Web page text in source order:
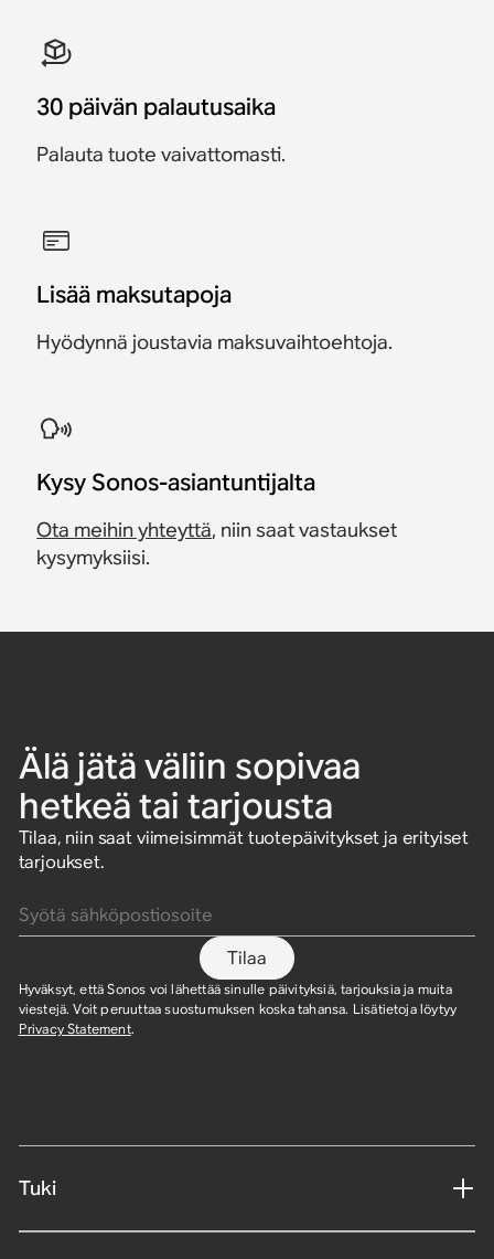
30 päivän palautusaika
Palauta tuote vaivattomasti.
Lisää maksutapoja
Hyödynnä joustavia maksuvaihtoehtoja.
Kysy Sonos-asiantuntijalta
Ota meihin yhteyttä, niin saat vastaukset
kysymyksiisi.
Älä jätä väliin sopivaa
hetkeä tai tarjousta
Tilaa, niin saat viimeisimmät tuotepäivitykset ja erityiset
tarjoukset.
Tilaa
Hyväksyt, että Sonos voi lähettää sinulle päivityksiä, tarjouksia ja muita
viestejä. Voit peruuttaa suostumuksen koska tahansa. Lisätietoja löytyy
Privacy Statement.
Tuki